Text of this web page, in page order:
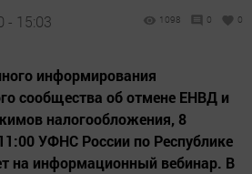
- 15:03 1098 0 0
информирования
сообщества об отмене ЕНВД и
налогообложения, 8
УФНС России по Республике
на информационный вебинар. В